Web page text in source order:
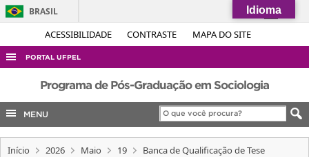
ACESSIBILIDADE CONTRASTE MAPA DO SITE
BRASIL
Simplifique!
Acesso à informação
Legislação
Canais
PORTAL UFPEL
ACESSO À INFORMAÇÃO
AUDITORIA
COBALTO
CONCURSOS
Programa de Pós-Graduação em Sociologia
MENU
Início 2026 Maio 19 Banca de Qualificação de Tese
Idioma